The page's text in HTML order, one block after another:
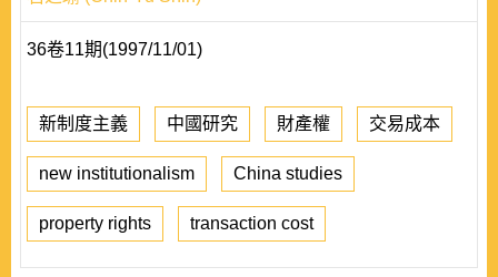
36卷11期(1997/11/01)
新制度主義 中國研究 財產權 交易成本
new institutionalism China studies
property rights transaction cost